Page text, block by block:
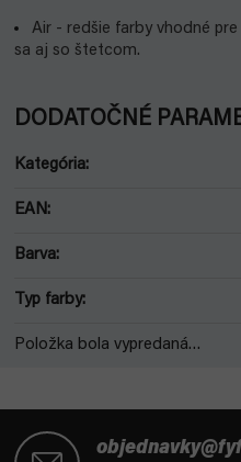
Air - redšie farby vhodné
sa aj so štetcom.
DODATOČNÉ
Kategória:
EAN:
Barva:
Typ farby:
Položka bola vypredaná…